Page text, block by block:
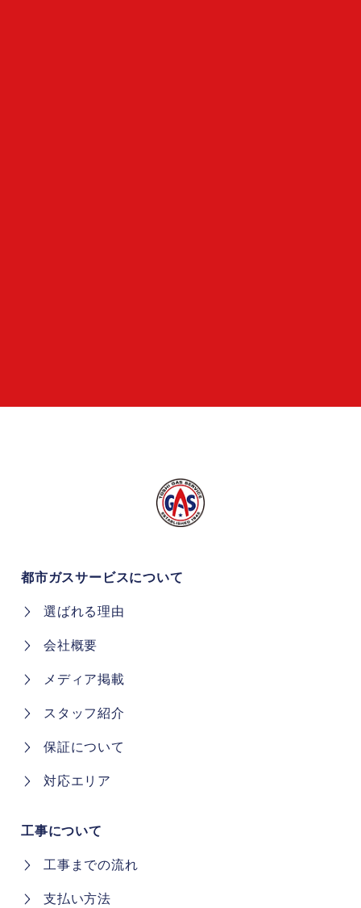
対応エリア
都市ガスサービスについて
選ばれる理由
会社概要
メディア掲載
スタッフ紹介
保証について
工事までの流れ
支払い方法
工事について